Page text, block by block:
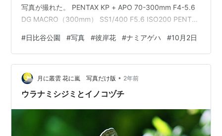
写真が撮れた。 PENTAX KP + APO 70-300mm F4-5.6
DG MACRO（300mm） SS1/400 F5.6 ISO200 PENTAX
まで撮影可能な高感度番長であった。 この写真はISOオ
ート、絞り優先で絞りを解放にして撮影している。 これ
で撮影すると、一般的に手振れしないシャッタースピー
ドに自動で設定される。 もし暗ければ、自動でISOが
上…
#日比谷公園 #写真 #彼岸花 #ナミアゲハ #10月2日
月に叢雲 花に嵐 写真だけ版 • 2年前
ウラナミシジミとイノコヅチ